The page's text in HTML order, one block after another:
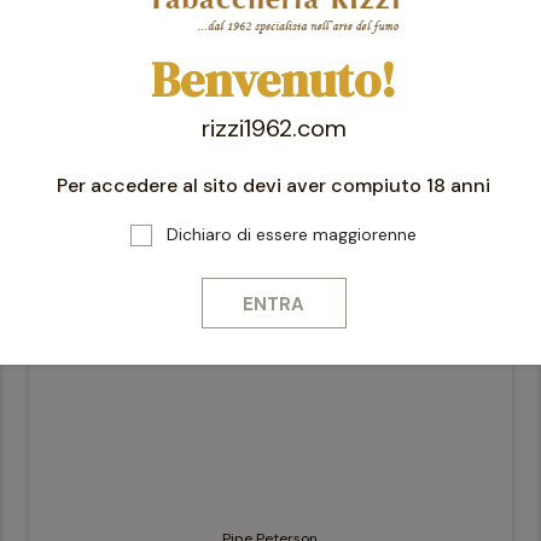
Benvenuto!
rizzi1962.com
Per accedere al sito devi aver compiuto 18 anni
Dichiaro di essere maggiorenne
ENTRA